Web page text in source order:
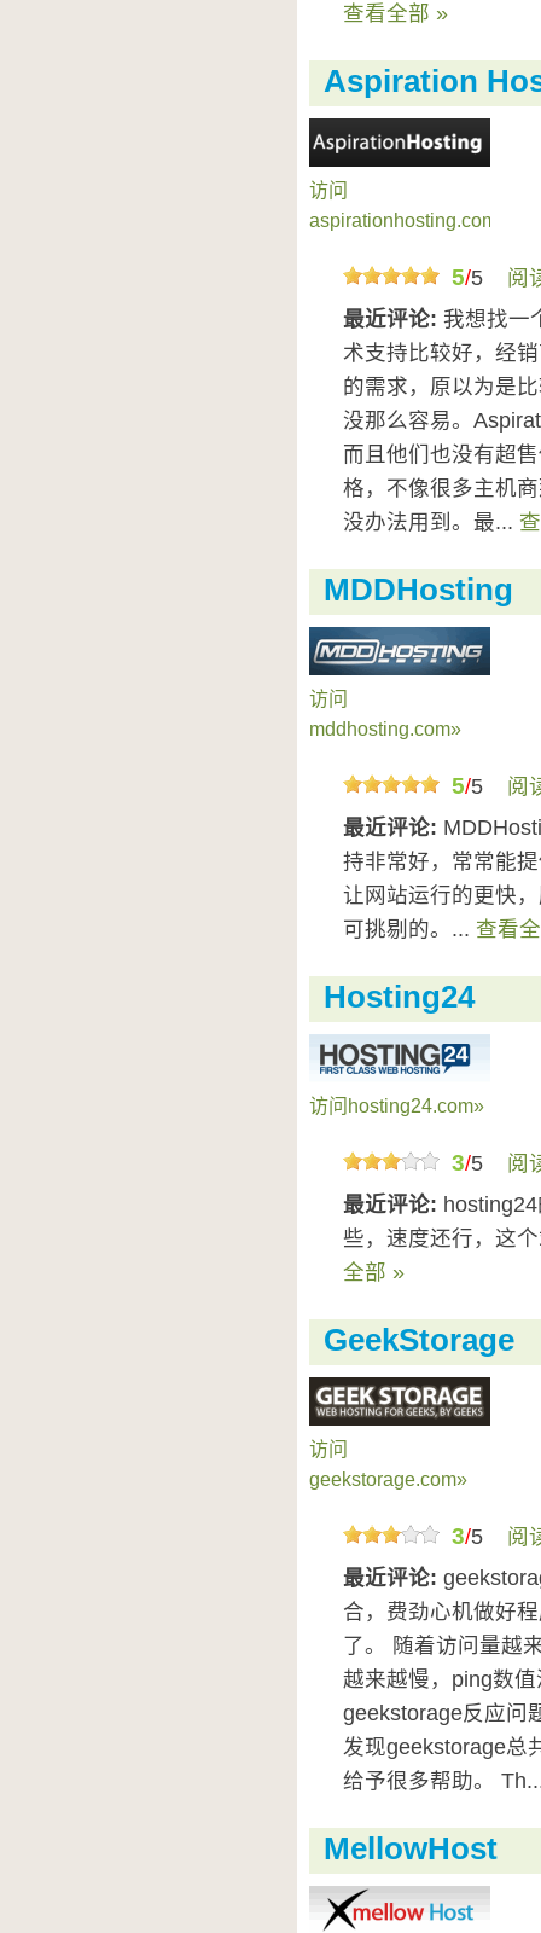
查看全部 »
Aspiration
访问
aspirationhosting.com»
5/5
阅
最近评论: 我想找一
术支持比较好，经
的需求，原以为是
没那么容易。
而且他们也没有超
格，不像很多主机
没办法用到。最...
MDDHosting
访问
mddhosting.com»
5/5
阅
最近评论:
持非常好，常常能
让网站运行的更快
可挑剔的。... 查看
Hosting24
访问hosting24.com»
3/5
阅
最近评论:
些，速度还行，这
全部 »
GeekStorage
访问
geekstorage.com»
3/5
阅
最近评论:
合，费劲心机做好
了。 随着访问量越
越来越慢，ping数
geekstorage反应问
发现geekstorage总
给予很多帮助。
MellowHost